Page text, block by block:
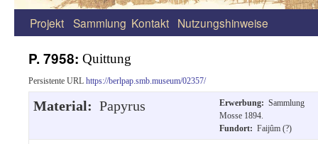
Zum
springen
Projekt Sammlung Kontakt Nutzungshinweise
P. 7958: Quittung
Persistente URL https://berlpap.smb.museum/02357/
Material: Papyrus Erwerbung: Sammlung
Mosse 1894.
Fundort: Faijûm (?)